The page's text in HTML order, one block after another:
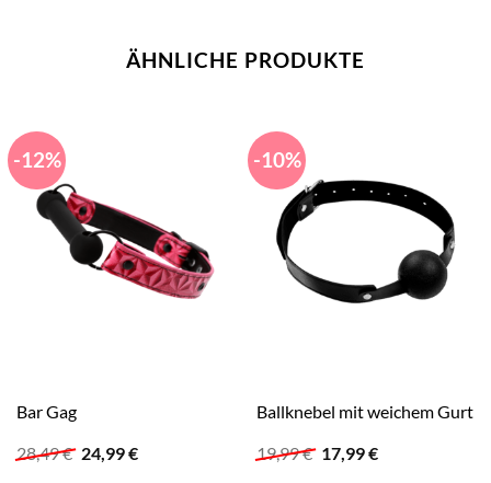
ÄHNLICHE PRODUKTE
-12%
Bar Gag
28,49€ Ursprünglicher
Preis
24,99€Aktueller
-10%
Ballknebel mit weichem Gurt
19,99€ Ursprünglicher
Preis
17,99€Aktueller